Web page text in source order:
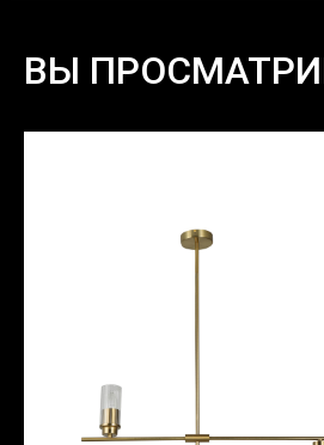
ВЫ